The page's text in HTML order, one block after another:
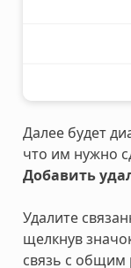
Далее будет
что им нужно
Добавить
Удалите
щелкнув
связь с общим